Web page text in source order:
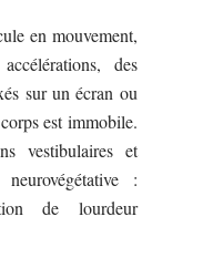
en mouvement,
des
sur un écran ou
est immobile.
vestibulaires et
:
de lourdeur